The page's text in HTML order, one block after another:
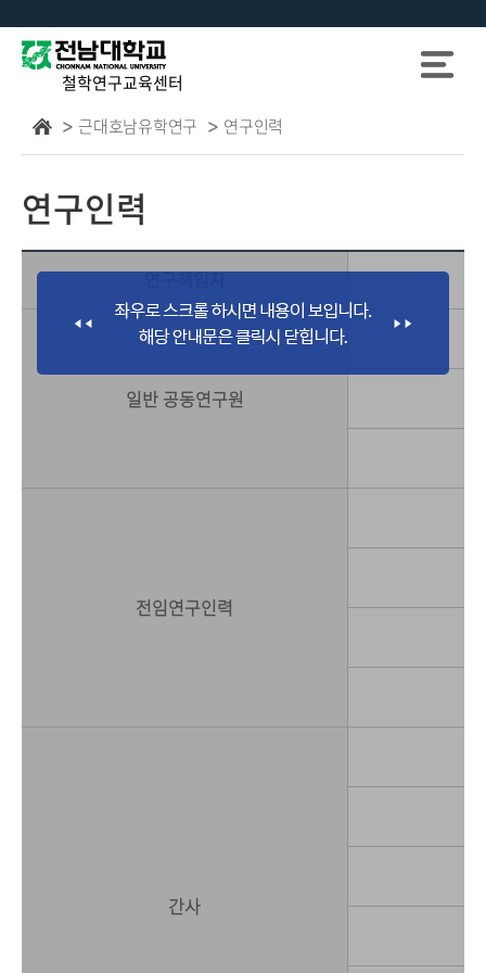
철학연구교육센터
근대호남유학연구
연구인력
연구인력
연구책임자
일반 공동연구원
전임연구인력
간사